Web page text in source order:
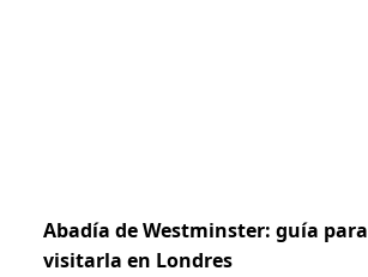
Abadía de Westminster: guía para
visitarla en Londres